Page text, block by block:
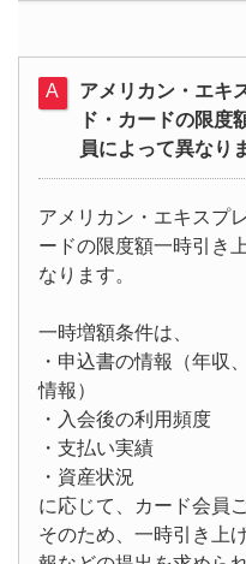
アメリカン・エキ
ド・カードの限度
員によって異なり
アメリカン・エキスプ
ードの限度額一時引き
なります。
一時増額条件は、
・申込書の情報（年収
情報）
・入会後の利用頻度
・支払い実績
・資産状況
に応じて、カード会員
そのため、一時引き上